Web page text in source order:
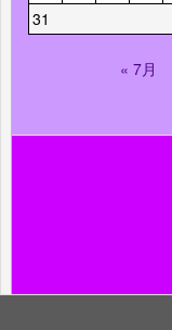
31
« 7月